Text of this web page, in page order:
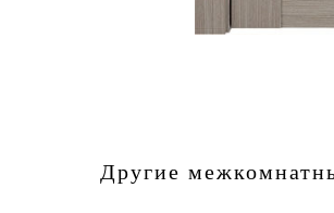
Другие